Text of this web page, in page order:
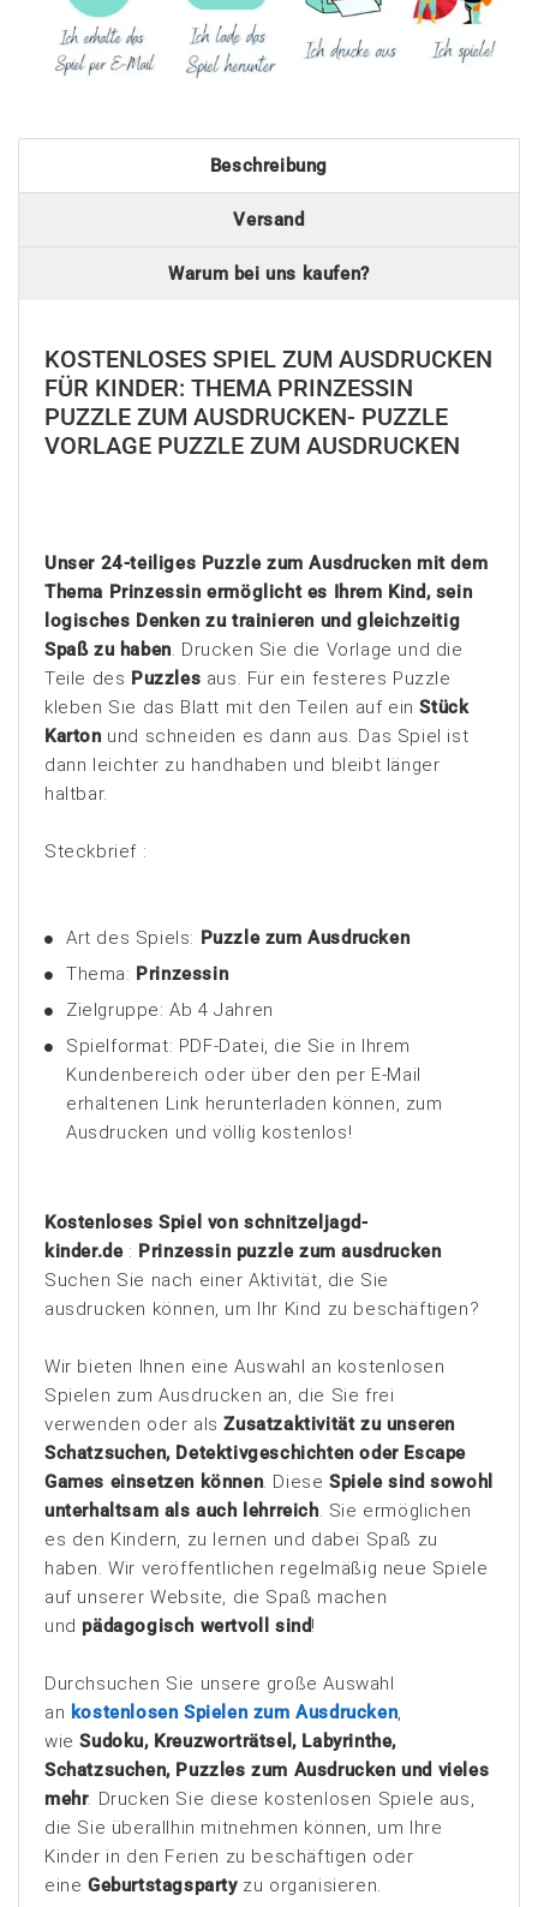
Beschreibung
Versand
Warum bei uns kaufen?
KOSTENLOSES SPIEL ZUM AUSDRUCKEN
FÜR KINDER: THEMA PRINZESSIN
PUZZLE ZUM AUSDRUCKEN- PUZZLE
VORLAGE PUZZLE ZUM AUSDRUCKEN
Unser 24-teiliges Puzzle zum Ausdrucken mit dem
Thema Prinzessin ermöglicht es Ihrem Kind, sein
logisches Denken zu trainieren und gleichzeitig
Spaß zu haben. Drucken Sie die Vorlage und die
Teile des Puzzles aus. Für ein festeres Puzzle
kleben Sie das Blatt mit den Teilen auf ein Stück
Karton und schneiden es dann aus. Das Spiel ist
dann leichter zu handhaben und bleibt länger
haltbar.
Steckbrief :
Art des Spiels: Puzzle zum Ausdrucken
Thema: Prinzessin
Zielgruppe: Ab 4 Jahren
Spielformat: PDF-Datei, die Sie in Ihrem
Kundenbereich oder über den per E-Mail
erhaltenen Link herunterladen können, zum
Ausdrucken und völlig kostenlos!
Kostenloses Spiel von schnitzeljagd-
kinder.de : Prinzessin puzzle zum ausdrucken
Suchen Sie nach einer Aktivität, die Sie
ausdrucken können, um Ihr Kind zu beschäftigen?
Wir bieten Ihnen eine Auswahl an kostenlosen
Spielen zum Ausdrucken an, die Sie frei
verwenden oder als Zusatzaktivität zu unseren
Schatzsuchen, Detektivgeschichten oder Escape
Games einsetzen können. Diese Spiele sind sowohl
unterhaltsam als auch lehrreich. Sie ermöglichen
es den Kindern, zu lernen und dabei Spaß zu
haben. Wir veröffentlichen regelmäßig neue Spiele
auf unserer Website, die Spaß machen
und pädagogisch wertvoll sind!
Durchsuchen Sie unsere große Auswahl
an kostenlosen Spielen zum Ausdrucken,
wie Sudoku, Kreuzworträtsel, Labyrinthe,
Schatzsuchen, Puzzles zum Ausdrucken und vieles
mehr. Drucken Sie diese kostenlosen Spiele aus,
die Sie überallhin mitnehmen können, um Ihre
Kinder in den Ferien zu beschäftigen oder
eine Geburtstagsparty zu organisieren.